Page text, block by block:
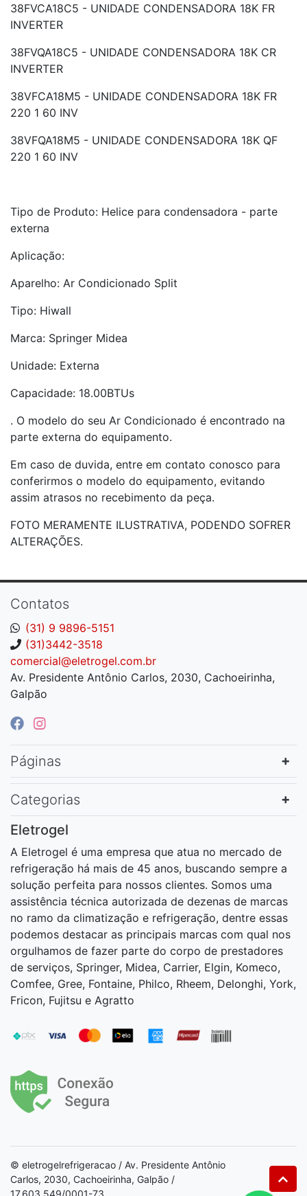
38FVCA18C5 - UNIDADE CONDENSADORA 18K FR
INVERTER
38FVQA18C5 - UNIDADE CONDENSADORA 18K CR
INVERTER
38VFCA18M5 - UNIDADE CONDENSADORA 18K FR
220 1 60 INV
38VFQA18M5 - UNIDADE CONDENSADORA 18K QF
220 1 60 INV
Tipo de Produto: Helice para condensadora - parte
externa
Aplicação:
Aparelho: Ar Condicionado Split
Tipo: Hiwall
Marca: Springer Midea
Unidade: Externa
Capacidade: 18.00BTUs
. O modelo do seu Ar Condicionado é encontrado na
parte externa do equipamento.
Em caso de duvida, entre em contato conosco para
conferirmos o modelo do equipamento, evitando
assim atrasos no recebimento da peça.
FOTO MERAMENTE ILUSTRATIVA, PODENDO SOFRER
ALTERAÇÕES.
Contatos
(31) 9 9896-5151
(31)3442-3518
comercial@eletrogel.com.br
Av. Presidente Antônio Carlos, 2030, Cachoeirinha,
Galpão
Páginas
Categorias
Eletrogel
A Eletrogel é uma empresa que atua no mercado de
refrigeração há mais de 45 anos, buscando sempre a
solução perfeita para nossos clientes. Somos uma
assistência técnica autorizada de dezenas de marcas
no ramo da climatização e refrigeração, dentre essas
podemos destacar as principais marcas com qual nos
orgulhamos de fazer parte do corpo de prestadores
de serviços, Springer, Midea, Carrier, Elgin, Komeco,
Comfee, Gree, Fontaine, Philco, Rheem, Delonghi, York,
Fricon, Fujitsu e Agratto
© eletrogelrefrigeracao / Av. Presidente Antônio
Carlos, 2030, Cachoeirinha, Galpão /
17.603.549/0001-73